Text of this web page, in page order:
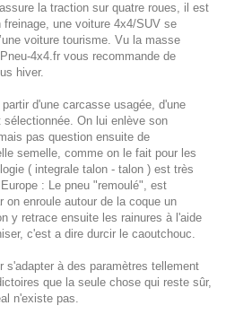
la traction sur quatre roues, il est
freinage, une voiture 4x4/SUV se
voiture tourisme. Vu la masse
4x4.fr vous recommande de
hiver.
d'une carcasse usagée, d'une
On lui enlève son
pas question ensuite de
semelle, comme on le fait pour les
( integrale talon - talon ) est très
: Le pneu "remoulé", est
on enroule autour de la coque un
y retrace ensuite les rainures à l'aide
c'est a dire durcir le caoutchouc.
s'adapter à des paramètres tellement
que la seule chose qui reste sûr,
n'existe pas.